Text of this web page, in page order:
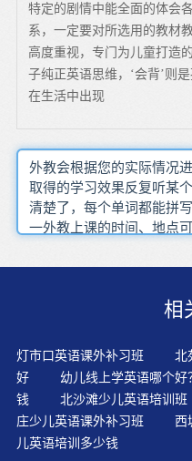
特定的剧情中能全面的体会
系，一定要对所选用的教材
高度重视，专门为儿童打造
子纯正英语思维，‘会背’则
在生活中出现
外教会根据您的实际情况
取得的学习效果反复听某
清楚了，每个单词都能拼
一外教上课的时间、地点
听力的重要性和自身听力
戏规则，在遵循游戏规则
的意思。如果不认真总结
养规范的语言素质，如英
达，口头沟通技巧等。随
好的英语学习习惯，合理
外媒报道中看到他们，顿
而且自己能轻松理解这些
相
灯市口英语课外补习班 北
好
幼儿线上学英语哪个好
钱
北沙滩少儿英语培训班
庄少儿英语课外补习班
西
儿英语培训多少钱